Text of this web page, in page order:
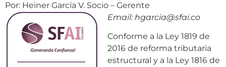
Por: Heiner García V. Socio – Gerente
Email: hgarcia@sfai.co
Conforme a la Ley 1819 de
2016 de reforma tributaria
estructural y a la Ley 1816 de